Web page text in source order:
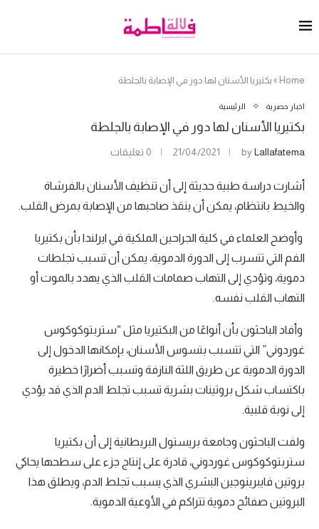
Home
» بكتيريا الأسنان لها دور في الإصابة بالجلطة
اخبار حصرية الرئيسية
بكتيريا الأسنان لها دور في الإصابة بالجلطة
byLallafatema
21/04/2021 0 تعليقات
أشارت دراسة طبية حديثة إلى أن تنظيف الأسنان بالفرشاة
والخيط بانتظام، يمكن أن ينقذ صاحبها من الإصابة بمرض القلب.
وأوضح العلماء في كلية الجراحين الملكية في ايرلندا بأن بكتيريا
الفم التي تتسرب إلى الدورة الدموية، يمكن أن تسبب تجلطات
دموية، وتؤدي إلى التهاب صمامات القلب الذي يهدد بالموت أو
التهاب القلب نفسه.
وأفاد الباحثون بأن أنواعًا من البكتيريا مثل “ستربتوكوكوس
غوردوني” التي تتسبب بتسوس الأسنان، بإمكانها الدخول إلى
الدورة الدموية عن طريق اللثة النازفة وتسبب أضرارًا خطيرة
باكتساب شكل بروتينات بشرية تسبب تجلط الدم الذي قد يؤدي
إلى نوبة قلبية.
ولفت الباحثون وجامعة بريستول البريطانية إلى أن بكتيريا
ستربتوكوكوس غوردوني، قادرة على إنتاج جزء على سطحها يحاكي
بروتين فايبرينوجين البشري الذي يسبب تجلط الدم، ويطلق هذا
البروتين صفائح دموية تتراكم في الأوعية الدموية.